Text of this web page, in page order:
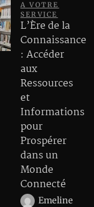
A VOTRE
SERVICE
L’Ère de la
Connaissance
: Accéder
aux
Ressources
et
Informations
pour
Prospérer
dans un
Monde
Connecté
Emeline